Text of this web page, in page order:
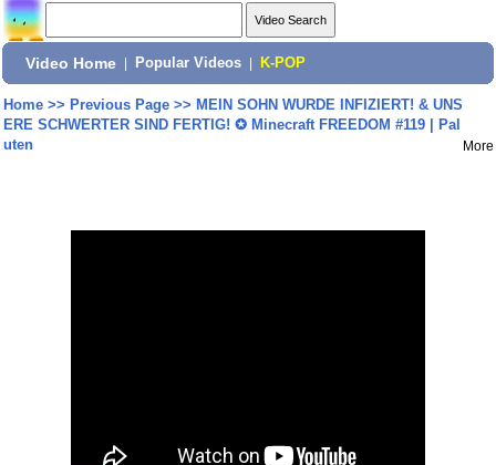
Video Home Popular Videos K-POP
Home>> Previous Page>> MEIN SOHN WURDE INFIZIERT! & UNS
ERE SCHWERTER SIND FERTIG! ✪ Minecraft FREEDOM #119 | Pal
uten
More